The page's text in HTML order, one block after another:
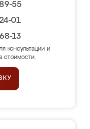
55
01
13
консультации и
стоимости.